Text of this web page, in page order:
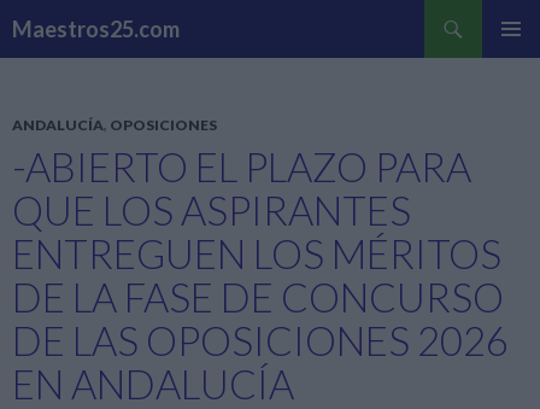
Maestros25.com
ANDALUCÍA, OPOSICIONES
-ABIERTO EL PLAZO PARA
QUE LOS ASPIRANTES
ENTREGUEN LOS MÉRITOS
DE LA FASE DE CONCURSO
DE LAS OPOSICIONES 2026
EN ANDALUCÍA